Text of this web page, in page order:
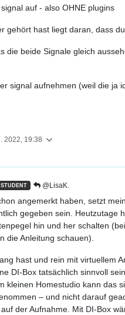
auf - also OHNE plugins
gehört hast liegt daran, dass
die beide Signale gleich
signal aufnehmen (weil die
2022, 19:38
@LisaK.
angemerkt haben, setzt
gegeben sein. Heutzutage
hin und her schalten
die Anleitung schauen).
hast und rein mit virtuellem
DI-Box tatsächlich sinnvoll
kleinen Homestudio kann das
– und nicht darauf
der Aufnahme. Mit DI-Box